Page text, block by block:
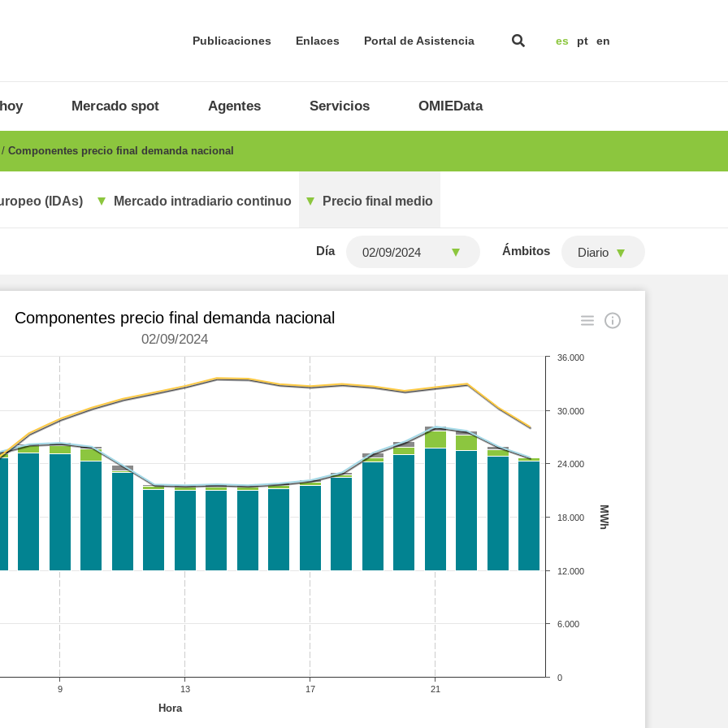
Publicaciones Enlaces Portal de Asistencia es pt en
Mercado spot Agentes Servicios OMIEData
Componentes precio final demanda nacional
(IDAs) Mercado intradiario continuo Precio final medio
Día Ámbitos Diario
Hora
MWh
Componentes precio final demanda nacional
02/09/2024
9 13 17 21
0
6.000
12.000
18.000
24.000
30.000
36.000